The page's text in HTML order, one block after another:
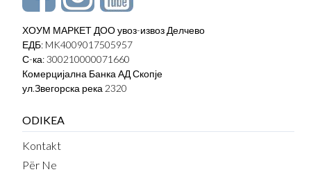
ХОУМ МАРКЕТ ДОО увоз-извоз Делчево
ЕДБ: MK4009017505957
С-ка: 300210000071660
Комерцијална Банка АД Скопје
ул.Звегорска река 2320
ODIKEA
Kontakt
Për Ne